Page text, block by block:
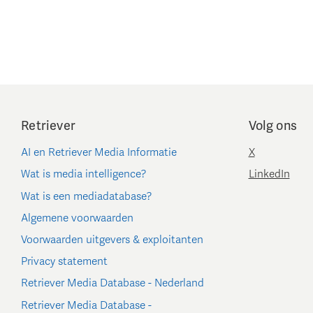
Retriever
AI en Retriever Media Informatie
Wat is media intelligence?
Wat is een mediadatabase?
Algemene voorwaarden
Voorwaarden uitgevers & exploitanten
Privacy statement
Retriever Media Database - Nederland
Retriever Media Database -
Volg ons
X
LinkedIn